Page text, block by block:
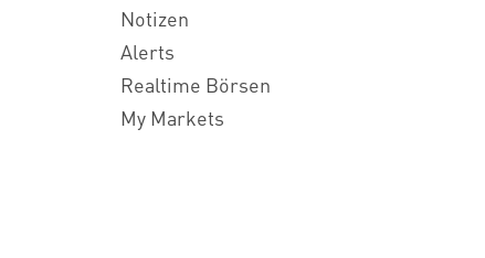
Notizen
Alerts
Realtime Börsen
My Markets